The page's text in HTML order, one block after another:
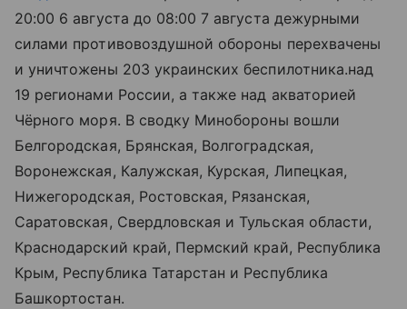
20:00 6 августа до 08:00 7 августа дежурными
силами противовоздушной обороны перехвачены
и уничтожены 203 украинских беспилотника.над
19 регионами России, а также над акваторией
Чёрного моря. В сводку Минобороны вошли
Белгородская, Брянская, Волгоградская,
Воронежская, Калужская, Курская, Липецкая,
Нижегородская, Ростовская, Рязанская,
Саратовская, Свердловская и Тульская области,
Краснодарский край, Пермский край, Республика
Крым, Республика Татарстан и Республика
Башкортостан.